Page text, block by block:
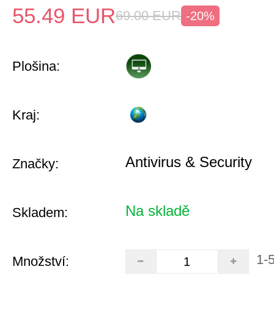
55.49 EUR69.00 EUR -20%
Plošina:
Kraj:
Značky: Antivirus & Security
Skladem: Na skladě
Množství: 1-